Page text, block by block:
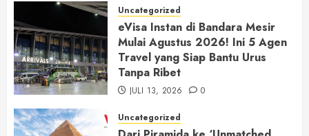
Uncategorized
eVisa Instan di Bandara Mesir
Mulai Agustus 2026! Ini 5 Agen
Travel yang Siap Bantu Urus
Tanpa Ribet
JULI 13, 2026 0
Uncategorized